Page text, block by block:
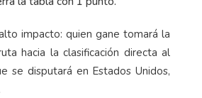
impacto: quien gane tomará la
hacia la clasificación directa al
se disputará en Estados Unidos,